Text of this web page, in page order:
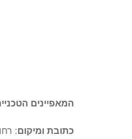
המאפיינים
כתובת ומיקום: רחוב המרכבה 40,